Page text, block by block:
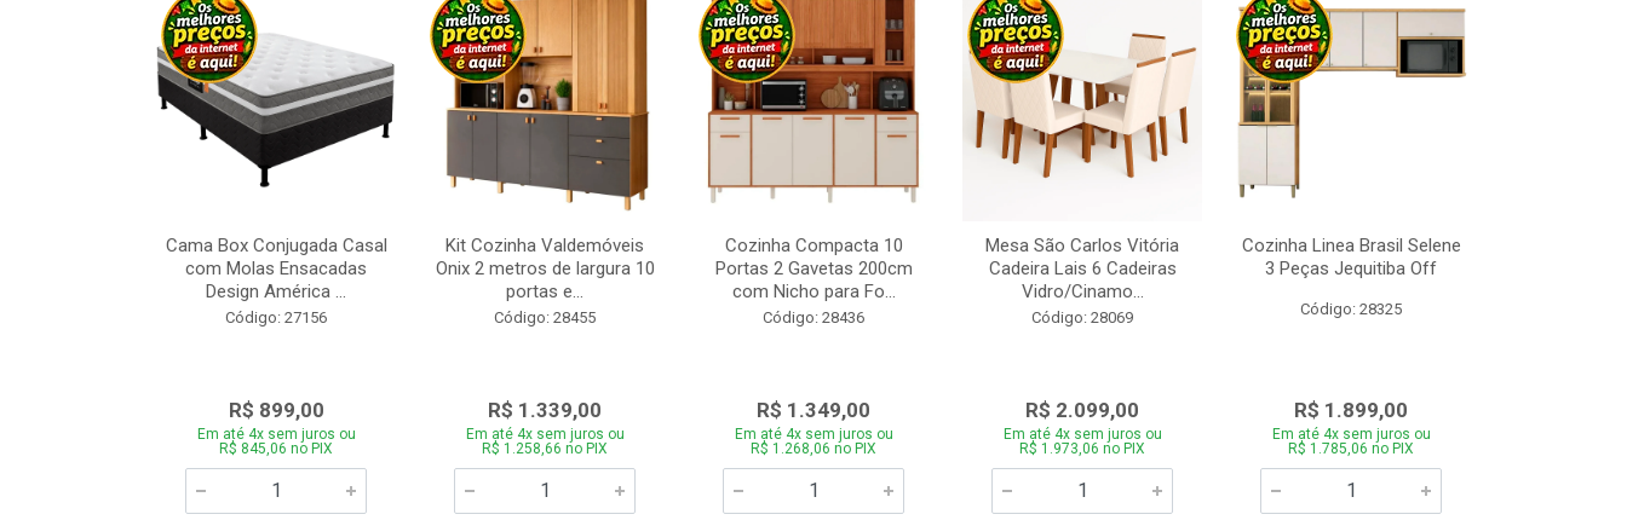
Cama Box Conjugada Casal
com Molas Ensacadas
Design América ...
Código: 27156
R$ 899,00
Em até 4x sem juros ou
R$ 845,06 no PIX
Kit Cozinha Valdemóveis
Onix 2 metros de largura 10
portas e...
Código: 28455
R$ 1.339,00
Em até 4x sem juros ou
R$ 1.258,66 no PIX
Cozinha Compacta 10
Portas 2 Gavetas 200cm
com Nicho para Fo...
Código: 28436
R$ 1.349,00
Em até 4x sem juros ou
R$ 1.268,06 no PIX
Mesa São Carlos Vitória
Cadeira Lais 6 Cadeiras
Vidro/Cinamo...
Código: 28069
R$ 2.099,00
Em até 4x sem juros ou
R$ 1.973,06 no PIX
Cozinha Linea Brasil Selene
3 Peças Jequitiba Off
Código: 28325
R$ 1.899,00
Em até 4x sem juros ou
R$ 1.785,06 no PIX